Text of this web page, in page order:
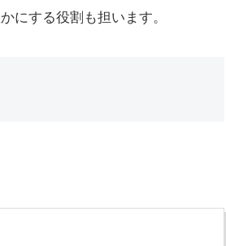
にする役割も担います。